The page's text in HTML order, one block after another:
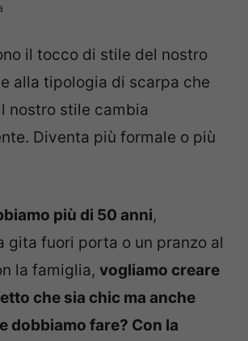
il tocco di stile del nostro
alla tipologia di scarpa che
nostro stile cambia
Diventa più formale o più
più di 50 anni,
gita fuori porta o un pranzo al
la famiglia, vogliamo creare
che sia chic ma anche
dobbiamo fare? Con la